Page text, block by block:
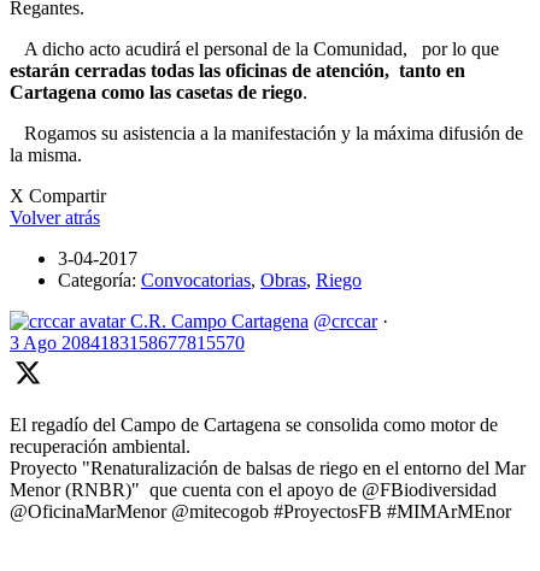
Regantes.
A dicho acto acudirá el personal de la Comunidad, por lo que
estarán cerradas todas las oficinas de atención, tanto en
Cartagena como las casetas de riego.
Rogamos su asistencia a la manifestación y la máxima difusión de
la misma.
X Compartir
Volver atrás
3-04-2017
Categoría: Convocatorias, Obras, Riego
C.R. Campo Cartagena @crccar ·
3 Ago 2084183158677815570
El regadío del Campo de Cartagena se consolida como motor de
recuperación ambiental.
Proyecto "Renaturalización de balsas de riego en el entorno del Mar
Menor (RNBR)" que cuenta con el apoyo de @FBiodiversidad
@OficinaMarMenor @mitecogob #ProyectosFB #MIMArMEnor